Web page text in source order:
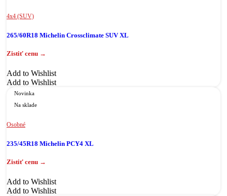
4x4 (SUV)
265/60R18 Michelin Crossclimate SUV XL
Add to Wishlist
Add to Wishlist
Novinka
Na sklade
Osobné
235/45R18 Michelin PCY4 XL
Add to Wishlist
Add to Wishlist